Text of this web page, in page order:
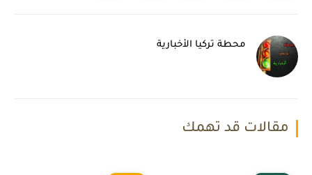
محطة تركيا الأخبارية
مقالات قد تهمك